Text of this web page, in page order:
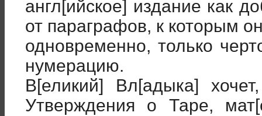
англ[ийское] издание как
от параграфов, к которым
одновременно, только
нумерацию.
В[еликий] Вл[адыка]
Утверждения о Таре,